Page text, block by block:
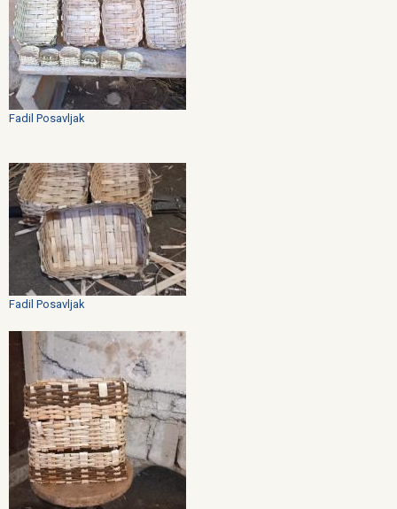
Fadil Posavljak
Fadil Posavljak